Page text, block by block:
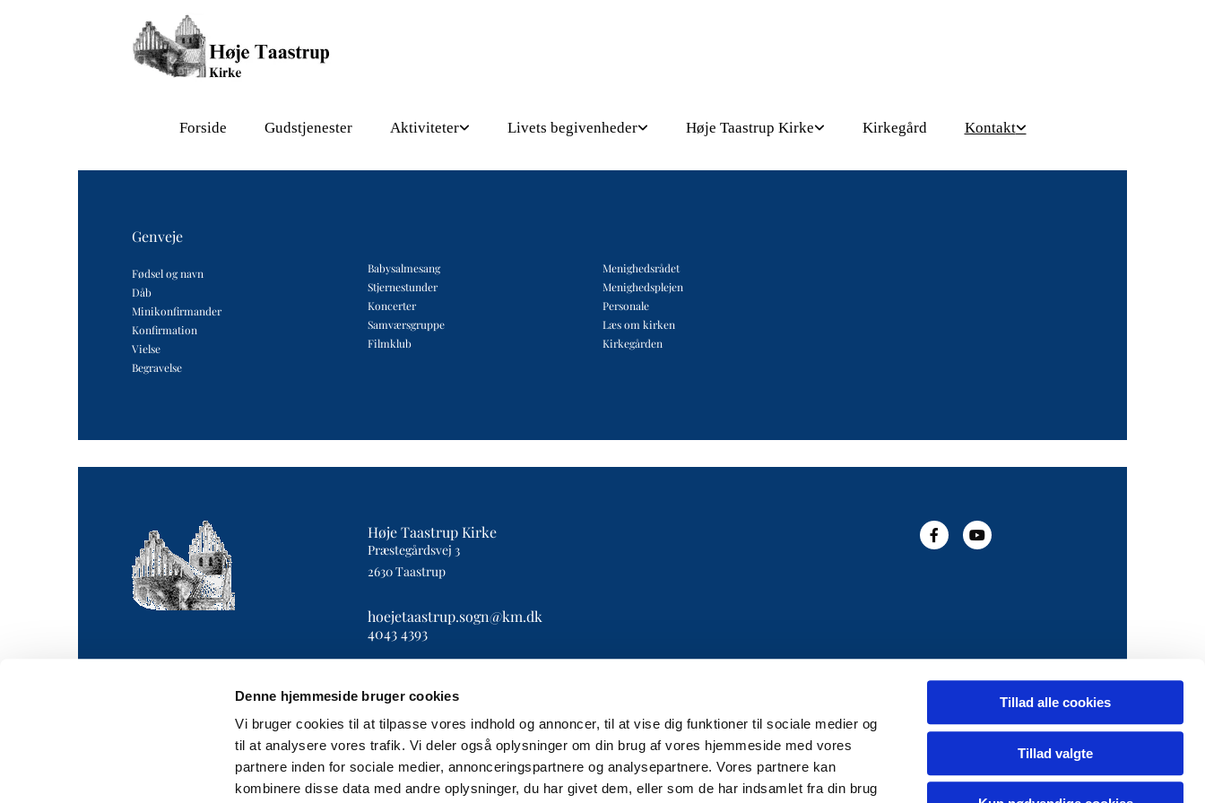
Denne hjemmeside bruger cookies
Vi bruger cookies til at tilpasse vores indhold og annoncer, til at vise dig funktioner til sociale medier og
til at analysere vores trafik. Vi deler også oplysninger om din brug af vores hjemmeside med vores
partnere inden for sociale medier, annonceringspartnere og analysepartnere. Vores partnere kan
kombinere disse data med andre oplysninger, du har givet dem, eller som de har indsamlet fra din brug
Tillad alle cookies
Tillad valgte
Forside Gudstjenester Aktiviteter Livets begivenheder Høje Taastrup Kirke Kirkegård Kontakt
Genveje
Fødsel og navn
Dåb
Minikonfirmander
Konfirmation
Vielse
Begravelse
Babysalmesang
Stjernestunder
Koncerter
Samværsgruppe
Filmklub
Menighedsrådet
Menighedsplejen
Personale
Læs om kirken
Kirkegården
Høje Taastrup Kirke
Præstegårdsvej 3
2630 Taastrup
hoejetaastrup.sogn@km.dk
4043 4393
Privatlivspolitik Log på ChurchDesk